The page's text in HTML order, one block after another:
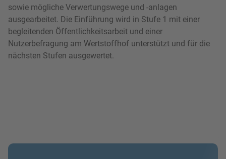
sowie mögliche Verwertungswege und -anlagen
ausgearbeitet. Die Einführung wird in Stufe 1 mit einer
begleitenden Öffentlichkeitsarbeit und einer
Nutzerbefragung am Wertstoffhof unterstützt und für die
nächsten Stufen ausgewertet.